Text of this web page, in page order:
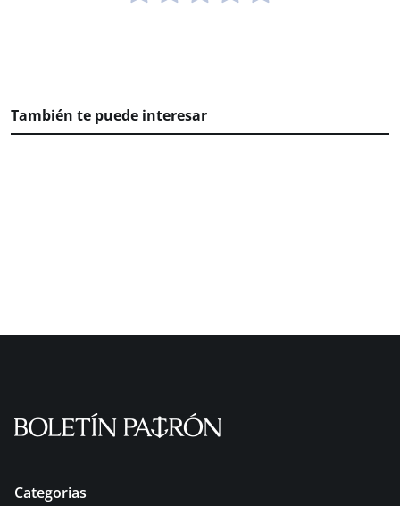
También te puede interesar
Categorias